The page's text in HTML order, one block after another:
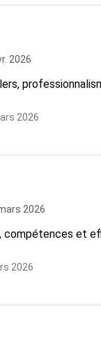
2026
2026
2026
compétences et
2026